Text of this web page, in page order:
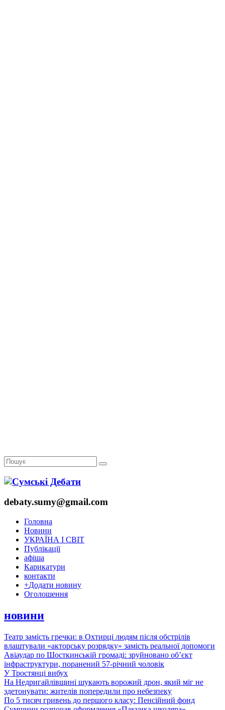
debaty.sumy@gmail.com
Головна
Новини
УКРАЇНА І СВІТ
Публікації
афіша
Карикатури
контакти
+Додати новину
Оголошення
новини
Театр замість гречки: в Охтирці людям після обстрілів
влаштували «акторську розрядку» замість реальної допомоги
Авіаудар по Шосткинській громаді: зруйновано об’єкт
інфраструктури, поранений 57-річний чоловік
У Тростянці вибух
На Недригайлівщині шукають ворожий дрон, який міг не
здетонувати: жителів попередили про небезпеку
По 5 тисяч гривень до першого класу: Пенсійний фонд